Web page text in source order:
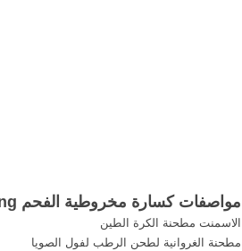
مواصفات كسارة مخروطية الفحم shibang علاقة(
الاسمنت مطحنة الكرة الطين
مطحنة الغروانية لطحن الرطب لفول الصويا